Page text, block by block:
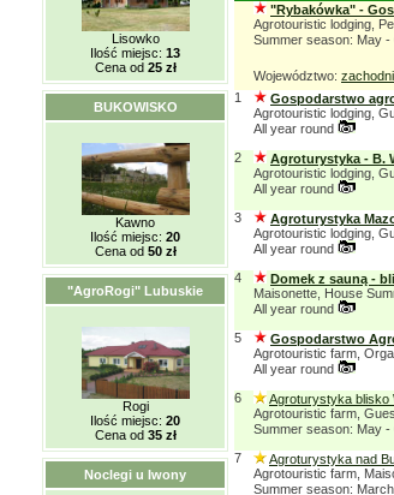
Lisowko
Ilość miejsc: 13
Cena od 25 zł
BUKOWISKO
Kawno
Ilość miejsc: 20
Cena od 50 zł
"AgroRogi" Lubuskie
Rogi
Ilość miejsc: 20
Cena od 35 zł
Noclegi u Iwony
"Rybakówka" -
Agrotouristic lodging,
Summer season: May -
Województwo:
1
Gospodarstwo
Agrotouristic lodging,
All year round
2
Agroturystyka - B.
Agrotouristic lodging,
All year round
3
Agroturystyka
Agrotouristic lodging,
All year round
4
Domek z sauną -
Maisonette, House
All year round
5
Gospodarstwo
Agrotouristic farm,
All year round
6
Agroturystyka blisko
Agrotouristic farm,
Summer season: May -
7
Agroturystyka nad
Agrotouristic farm,
Summer season: